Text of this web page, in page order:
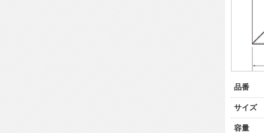
品番
サイズ
容量